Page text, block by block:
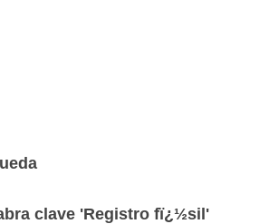
clave 'Registro fï¿½sil'